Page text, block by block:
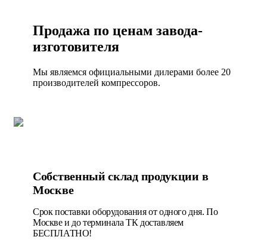
Продажа по ценам завода-
изготовителя
Мы являемся официальными дилерами более 20
производителей компрессоров.
Собственный склад продукции в
Москве
Срок поставки оборудования от одного дня. По
Москве и до терминала ТК доставляем
БЕСПЛАТНО!